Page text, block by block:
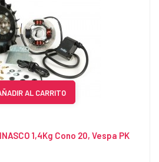
AL CARRITO
1,4Kg Cono 20, Vespa PK